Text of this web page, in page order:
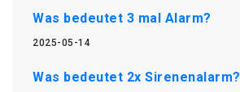
Was bedeutet 3 mal Alarm?
2025-05-14
Was bedeutet 2x Sirenenalarm?